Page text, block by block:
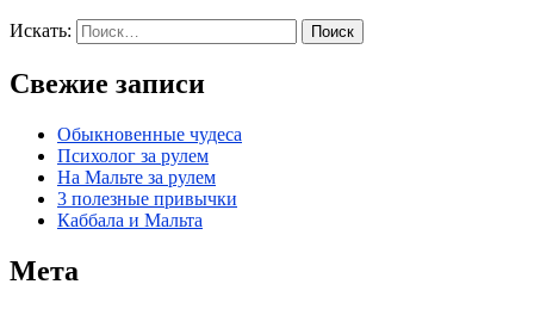
Искать: Поиск
Свежие записи
Обыкновенные чудеса
Психолог за рулем
На Мальте за рулем
3 полезные привычки
Каббала и Мальта
Мета